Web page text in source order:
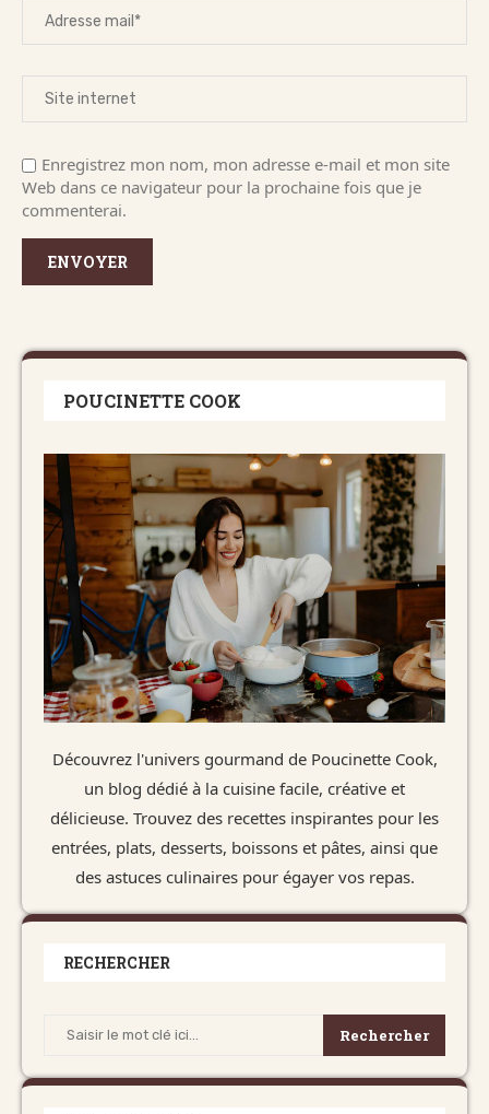
Enregistrez mon nom, mon adresse e-mail et mon site
Web dans ce navigateur pour la prochaine fois que je
commenterai.
POUCINETTE COOK
Découvrez l'univers gourmand de Poucinette Cook,
un blog dédié à la cuisine facile, créative et
délicieuse. Trouvez des recettes inspirantes pour les
entrées, plats, desserts, boissons et pâtes, ainsi que
des astuces culinaires pour égayer vos repas.
RECHERCHER
Rechercher